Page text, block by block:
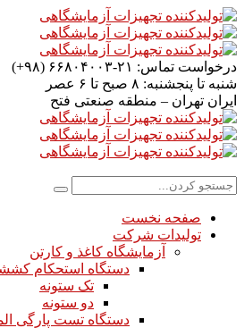
درخواست تماس: ۲۱-۶۶۸۰۴۰۰۳ (۹۸+)
شنبه تا پنجشنبه: ۸ صبح تا ۶ عصر
ایران تهران – منطقه صنعتی فتح
صفحه نخست
تولیدات شرکت
آزمایشگاه کاغذ و کارتن
دستگاه استحکام
تک ستونه
دو ستونه
دستگاه تست پارگی